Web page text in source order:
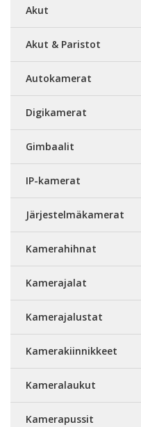
Akut
Akut & Paristot
Autokamerat
Digikamerat
Gimbaalit
IP-kamerat
Järjestelmäkamerat
Kamerahihnat
Kamerajalat
Kamerajalustat
Kamerakiinnikkeet
Kameralaukut
Kamerapussit